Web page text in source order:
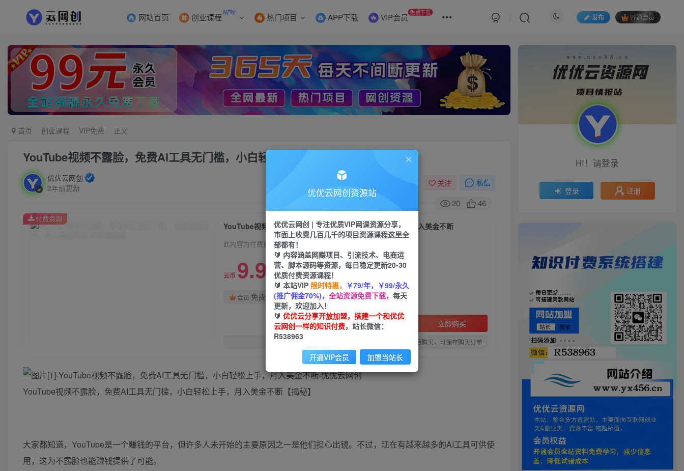
网站首页 创业课程 NEW 热门项目 APP下载 VIP会员 免费下载
发布 开通会员
首页 创业课程 VIP免费 正文
YouTube视频不露脸，免费AI工具无门槛，小白轻松上手，月入美金不断
优优云网创
2年前更新
关注 私信
20 46
YouTube视频不露脸，免费AI工具无门槛，小白轻松上手，月入美金不断
此内容为付费资源，请付费后查看
云币 9.9 限时特惠
云币99
会员 免费
立即购买
您当前未登录！建议登陆后购买，可保存购买订单
付费资源
YouTube视频不露脸，免费AI工具无门槛，小白轻松上手，月入美金不断【揭秘】
大家都知道，YouTube是一个赚钱的平台，但许多人未开始的主要原因之一是他们担心出镜。不过，现在有越来越多的AI工具可供使
用，这为不露脸也能赚钱提供了可能。
HI！请登录
登录 注册
优优云网创资源站
优优云网创 | 专注优质VIP网课资源分享，
市面上收费几百几千的项目资源课程这里全
部都有！
🔰 内容涵盖网赚项目、引流技术、电商运
营、脚本源码等资源，每日稳定更新20-30
优质付费资源课程！
🔰 本站VIP 限时特惠， ￥79/年，￥99/永久
(推广佣金70%)， 全站资源免费下载， 每天
更新，欢迎加入！
🔰 优优云分享开放加盟，搭建一个和优优
云网创一样的知识付费， 站长微信：
R538963
开通VIP会员 加盟当站长